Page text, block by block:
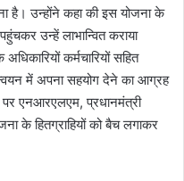
है। उन्होंने कहा की इस योजना के
उन्हें लाभान्वित कराया
कर्मचारियों सहित
में अपना सहयोग देने का आग्रह
एनआरएलएम, प्रधानमंत्री
के हितग्राहियों को बैच लगाकर